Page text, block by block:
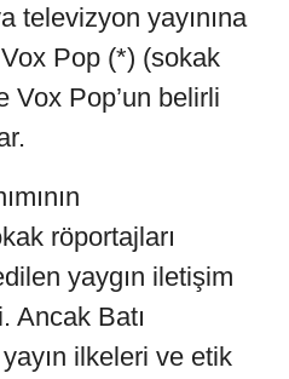
televizyon yayınına
Vox Pop (*) (sokak
Vox Pop’un belirli
röportajları
yaygın iletişim
Ancak Batı
yayın ilkeleri ve etik